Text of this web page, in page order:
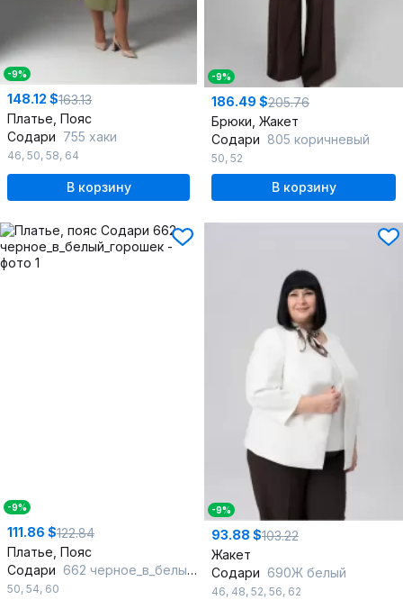
-9%
148.12 $163.13
Платье, Пояс
Содари 755 хаки
46, 50, 58, 64
В корзину
-9%
186.49 $205.76
Брюки, Жакет
Содари 805 коричневый
50, 52
В корзину
-9%
111.86 $122.84
Платье, Пояс
Содари 662 черное_в_белый_горошек
50, 54, 60
-9%
93.88 $103.22
Жакет
Содари 690Ж белый
46, 48, 52, 56, 62